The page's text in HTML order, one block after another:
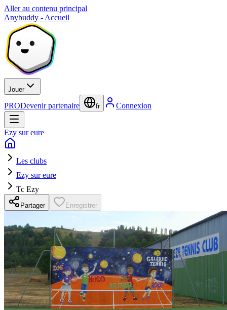
Aller au contenu principal
Anybuddy - Accueil
Jouer
PRODevenir partenaire fr Connexion
Ezy sur eure
Les clubs
Ezy sur eure
Tc Ezy
Partager Enregistrer